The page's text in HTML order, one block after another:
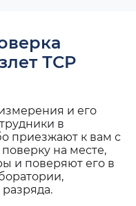
ТСР
и его
в
приезжают к вам с
на месте,
и поверяют его в